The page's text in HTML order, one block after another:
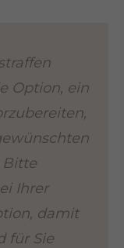
Option, ein
Bitte
Ihrer
damit
für Sie